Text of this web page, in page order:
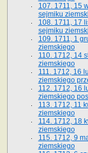
107. 1711, 15
sejmiku
108. 1711, 17
sejmiku
109. 1711, 1
ziemskiego
110. 1712, 14
ziemskiego
111. 1712, 16
ziemskiego
112. 1712, 16
ziemskiego
113. 1712, 11
ziemskiego
114. 1712, 18
ziemskiego
115. 1712, 9
ziemskiego